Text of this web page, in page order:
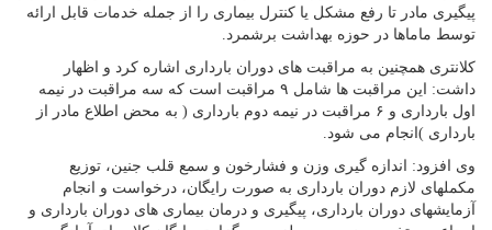
پیگیری مادر تا رفع مشکل یا کنترل بیماری را از جمله خدمات قابل ارائه
توسط ماماها در حوزه بهداشت برشمرد.
کلانتری همچنین به مراقبت های دوران بارداری اشاره کرد و اظهار
داشت: این مراقبت ها شامل ۹ مراقبت است که سه مراقبت در نیمه
اول بارداری و ۶ مراقبت در نیمه دوم بارداری ( به محض اطلاع مادر از
بارداری )انجام می شود.
وی افزود: اندازه گیری وزن و فشارخون و سمع قلب جنین، توزیع
مکملهای لازم دوران بارداری به صورت رایگان، درخواست و انجام
آزمایشهای دوران بارداری، پیگیری و درمان بیماری های دوران بارداری و